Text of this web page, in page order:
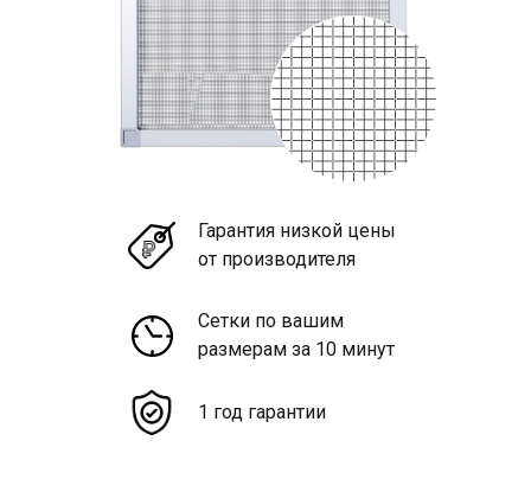
Гарантия низкой цены
от производителя
Сетки по вашим
размерам за 10 минут
1 год гарантии